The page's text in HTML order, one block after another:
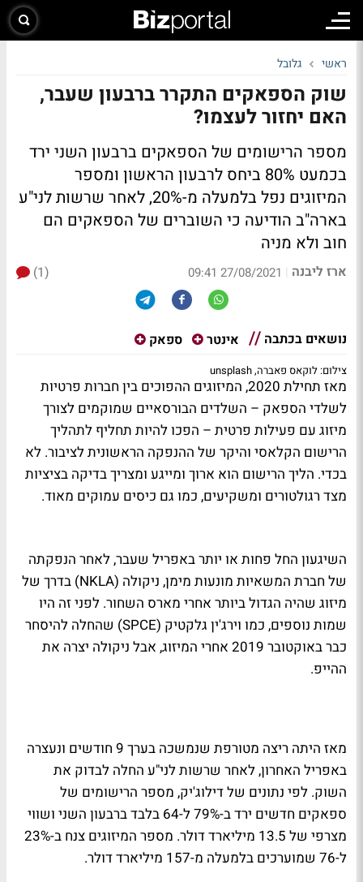
ראשי גלובל
שוק הספאקים התקרר ברבעון שעבר,
האם יחזור לעצמו?
מספר הרישומים של הספאקים ברבעון השני ירד
בכמעט 80% ביחס לרבעון הראשון ומספר
המיזוגים נפל בלמעלה מ-20%, לאחר שרשות לני"ע
בארה"ב הודיעה כי השוברים של הספאקים הם
חוב ולא מניה
ארז ליבנה |
27/08/2021 09:41
(1)
נושאים בכתבה אינטר ספאק
צילום: לוקאס פאברה, unsplash
מאז תחילת 2020, המיזוגים ההפוכים בין חברות פרטיות
לשלדי הספאק – השלדים הבורסאיים שמוקמים לצורך
מיזוג עם פעילות פרטית – הפכו להיות תחליף לתהליך
הרישום הקלאסי והיקר של ההנפקה הראשונית לציבור. לא
בכדי. הליך הרישום הוא ארוך ומייגע ומצריך בדיקה בציציות
מצד רגולטורים ומשקיעים, כמו גם כיסים עמוקים מאוד.
השיגעון החל פחות או יותר באפריל שעבר, לאחר הנפקתה
של חברת המשאיות מונעות מימן, ניקולה (NKLA) בדרך של
מיזוג שהיה הגדול ביותר אחרי מארס השחור. לפני זה היו
שמות נוספים, כמו וירג'ין גלקטיק (SPCE) שהחלה להיסחר
כבר באוקטובר 2019 אחרי המיזוג, אבל ניקולה יצרה את
ההייפ.
מאז היתה ריצה מטורפת שנמשכה בערך 9 חודשים ונעצרה
באפריל האחרון, לאחר שרשות לני"ע החלה לבדוק את
השוק. לפי נתונים של דילוג'יק, מספר הרישומים של
ספאקים חדשים ירד ב-79% ל-64 בלבד ברבעון השני ושווי
מצרפי של 13.5 מיליארד דולר. מספר המיזוגים צנח ב-23%
ל-76 שמוערכים בלמעלה מ-157 מיליארד דולר.